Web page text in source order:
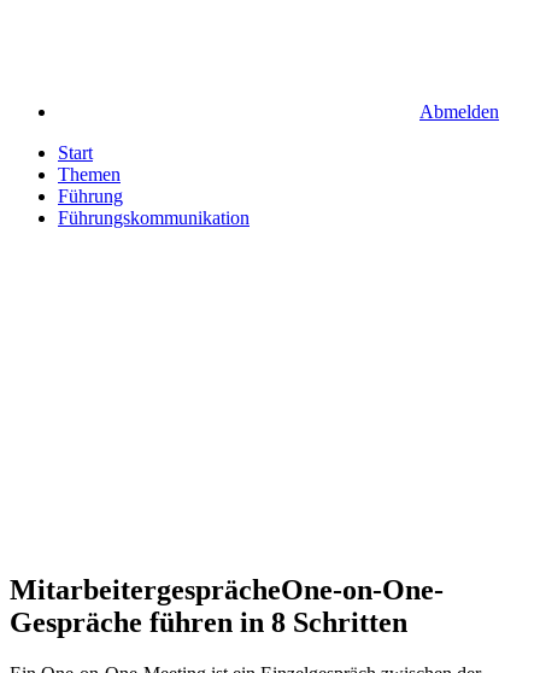
Abmelden
Start
Themen
Führung
Führungskommunikation
MitarbeitergesprächeOne-on-One-
Gespräche führen in 8 Schritten